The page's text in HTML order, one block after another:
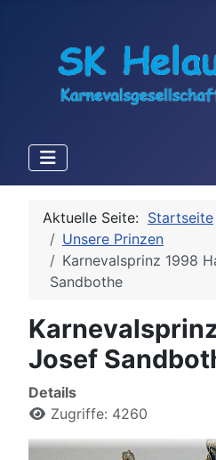
Aktuelle Seite: Startseite
Unsere Prinzen
Karnevalsprinz 1998
Sandbothe
Josef
Details
Zugriffe: 4260